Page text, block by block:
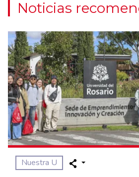
Noticias
Nuestra U